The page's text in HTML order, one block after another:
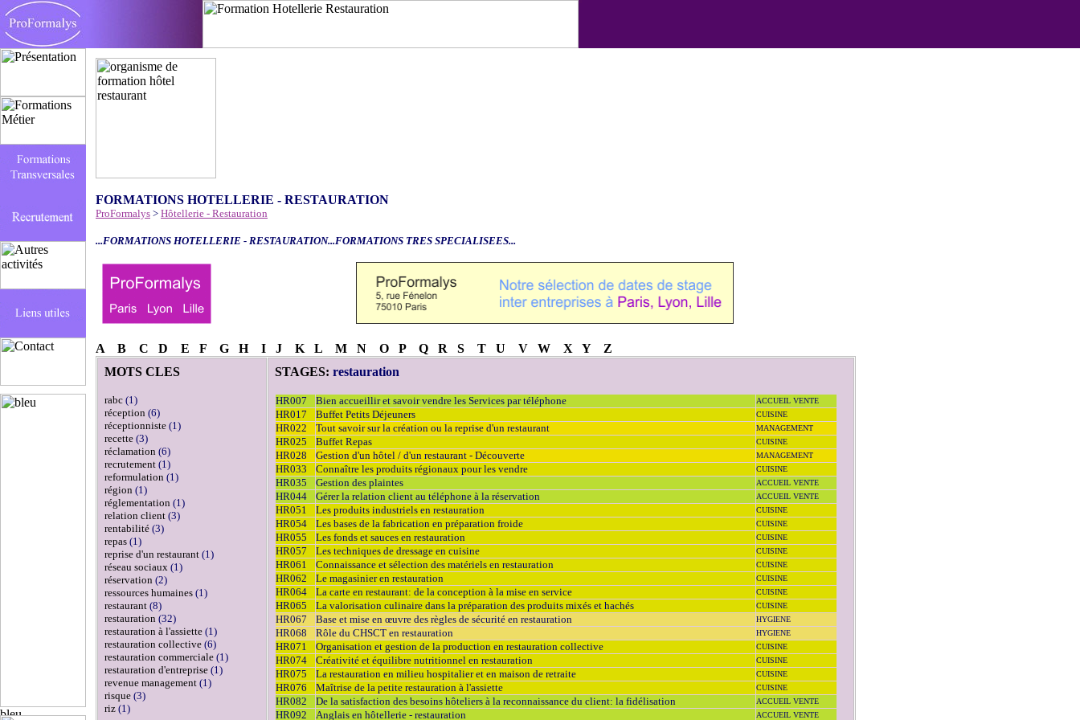
FORMATIONS HOTELLERIE - RESTAURATION
ProFormalys > Hôtellerie - Restauration
...FORMATIONS HOTELLERIE - RESTAURATION...FORMATIONS TRES SPECIALISEES...
A B C D E F G H I J K L M N O P Q R S T U V W X Y
Z
MOTS CLES
rabc (1)
réception (6)
réceptionniste (1)
recette (3)
réclamation (6)
recrutement (1)
reformulation (1)
région (1)
réglementation (1)
relation client (3)
rentabilité (3)
repas (1)
reprise d'un restaurant (1)
réseau sociaux (1)
réservation (2)
ressources humaines (1)
restaurant (8)
restauration (32)
restauration à l'assiette (1)
restauration collective (6)
restauration commerciale (1)
restauration d'entreprise (1)
revenue management (1)
risque (3)
riz (1)
STAGES: restauration
HR007 Bien accueillir et savoir vendre les Services par téléphone ACCUEIL VENTE
HR017 Buffet Petits Déjeuners CUISINE
HR022 Tout savoir sur la création ou la reprise d'un restaurant MANAGEMENT
HR025 Buffet Repas CUISINE
HR028 Gestion d'un hôtel / d'un restaurant - Découverte MANAGEMENT
HR033 Connaître les produits régionaux pour les vendre CUISINE
HR035 Gestion des plaintes ACCUEIL VENTE
HR044 Gérer la relation client au téléphone à la réservation ACCUEIL VENTE
HR051 Les produits industriels en restauration CUISINE
HR054 Les bases de la fabrication en préparation froide CUISINE
HR055 Les fonds et sauces en restauration CUISINE
HR057 Les techniques de dressage en cuisine CUISINE
HR061 Connaissance et sélection des matériels en restauration CUISINE
HR062 Le magasinier en restauration CUISINE
HR064 La carte en restaurant: de la conception à la mise en service CUISINE
HR065 La valorisation culinaire dans la préparation des produits mixés et hachés CUISINE
HR067 Base et mise en œuvre des règles de sécurité en restauration HYGIENE
HR068 Rôle du CHSCT en restauration HYGIENE
HR071 Organisation et gestion de la production en restauration collective CUISINE
HR074 Créativité et équilibre nutritionnel en restauration CUISINE
HR075 La restauration en milieu hospitalier et en maison de retraite CUISINE
HR076 Maîtrise de la petite restauration à l'assiette CUISINE
HR082 De la satisfaction des besoins hôteliers à la reconnaissance du client: la fidélisation ACCUEIL VENTE
HR092 Anglais en hôtellerie - restauration ACCUEIL VENTE